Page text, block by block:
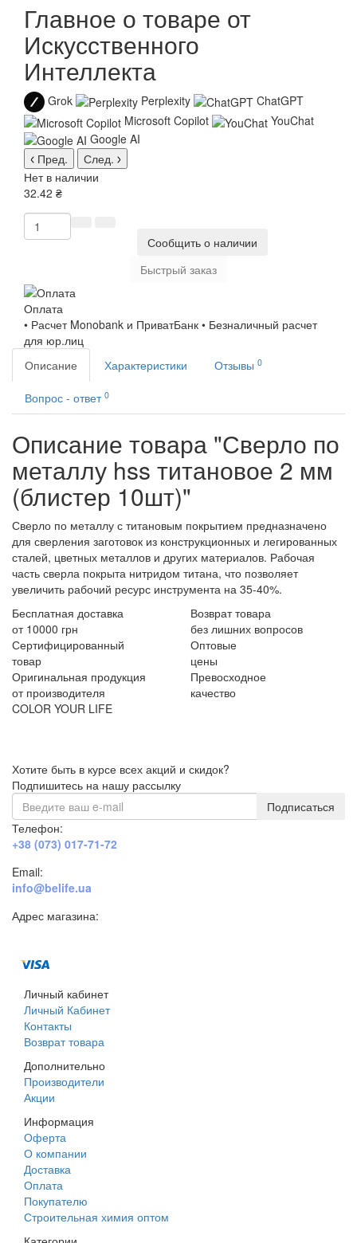
Главное о товаре от
Искусственного
Интеллекта
Grok Perplexity
ChatGPT
Microsoft Copilot
YouChat
Google AI
Пред.
След.
Нет в наличии
32.42 ₴
Сообщить о наличии
Быстрый заказ
Оплата
• Расчет Monobank и ПриватБанк • Безналичный расчет
для юр.лиц
Описание
Характеристики Отзывы 0
Вопрос - ответ 0
Описание товара "Сверло по
металлу hss титановое 2 мм
(блистер 10шт)"
Сверло по металлу с титановым покрытием предназначено
для сверления заготовок из конструкционных и легированных
сталей, цветных металлов и других материалов. Рабочая
часть сверла покрыта нитридом титана, что позволяет
увеличить рабочий ресурс инструмента на 35-40%.
Бесплатная доставка
от 10000 грн
Возврат товара
без лишних вопросов
Сертифицированный
товар
Оптовые
цены
Оригинальная продукция
от производителя
Превосходное
качество
COLOR YOUR LIFE
Хотите быть в курсе всех акций и скидок?
Подпишитесь на нашу рассылку
Подписаться
Телефон:
+38 (073) 017-71-72
Email:
info@belife.ua
Адрес магазина:
Личный кабинет
Личный Кабинет
Контакты
Возврат товара
Дополнительно
Производители
Акции
Информация
Оферта
О компании
Доставка
Оплата
Покупателю
Строительная химия оптом